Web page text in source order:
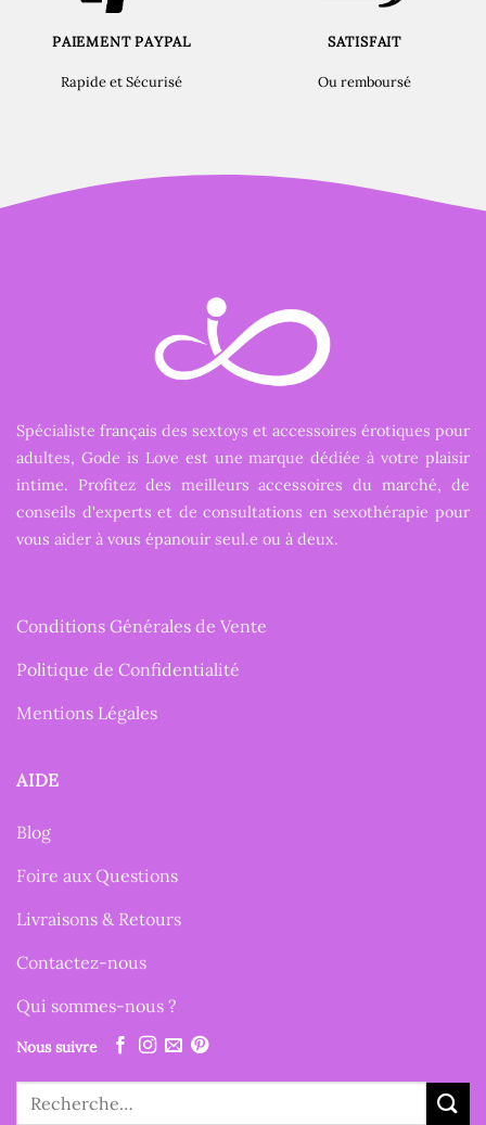
PAIEMENT PAYPAL
Rapide et Sécurisé
SATISFAIT
Ou remboursé
Spécialiste français des sextoys et accessoires érotiques pour
adultes, Gode is Love est une marque dédiée à votre plaisir
intime. Profitez des meilleurs accessoires du marché, de
conseils d'experts et de consultations en sexothérapie pour
vous aider à vous épanouir seul.e ou à deux.
Conditions Générales de Vente
Politique de Confidentialité
Mentions Légales
AIDE
Blog
Foire aux Questions
Livraisons & Retours
Contactez-nous
Qui sommes-nous ?
Nous suivre
Recherche
pour :